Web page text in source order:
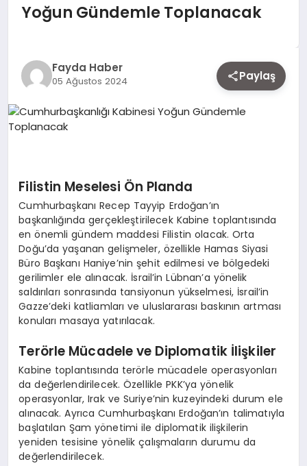
TEKNOLOJI
EKONOMI
SIYASET
YAŞAM
DÜNYA
SAĞLIK
EĞITIM
Yoğun Gündemle Toplanacak
Fayda Haber
05 Ağustos 2024 Paylaş
Filistin Meselesi Ön Planda
Cumhurbaşkanı Recep Tayyip Erdoğan’ın
başkanlığında gerçekleştirilecek Kabine toplantısında
en önemli gündem maddesi Filistin olacak. Orta
Doğu’da yaşanan gelişmeler, özellikle Hamas Siyasi
Büro Başkanı Haniye’nin şehit edilmesi ve bölgedeki
gerilimler ele alınacak. İsrail’in Lübnan’a yönelik
saldırıları sonrasında tansiyonun yükselmesi, İsrail’in
Gazze’deki katliamları ve uluslararası baskının artması
konuları masaya yatırılacak.
Terörle Mücadele ve Diplomatik İlişkiler
Kabine toplantısında terörle mücadele operasyonları
da değerlendirilecek. Özellikle PKK’ya yönelik
operasyonlar, Irak ve Suriye’nin kuzeyindeki durum ele
alınacak. Ayrıca Cumhurbaşkanı Erdoğan’ın talimatıyla
başlatılan Şam yönetimi ile diplomatik ilişkilerin
yeniden tesisine yönelik çalışmaların durumu da
değerlendirilecek.